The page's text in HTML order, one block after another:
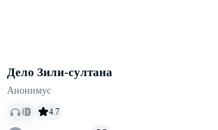
Дело Зили-султана
Анонимус
4.7